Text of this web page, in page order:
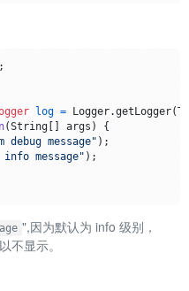
log =
(String[] args)
{
debug message" );
message" );
",因为默认为 info 级别，
不显示。